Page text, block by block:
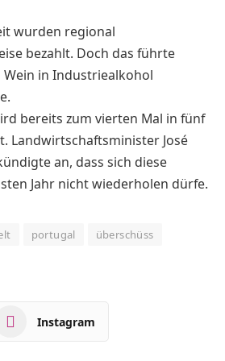
wurden regional
bezahlt. Doch das führte
Wein in Industriealkohol
bereits zum vierten Mal in fünf
Landwirtschaftsminister José
an, dass sich diese
Jahr nicht wiederholen dürfe.
portugal
überschüss
Instagram